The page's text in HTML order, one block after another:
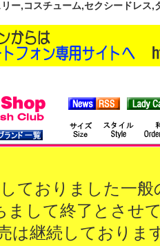
ー,コスチューム,セクシードレス
ておりました一
まして終了とさせ
は継続しておりま